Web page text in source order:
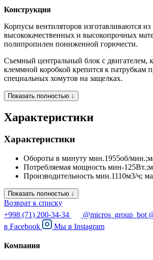
Конструкция
Корпусы вентиляторов изготавливаются из
высококачественных и высокопрочных
полипропилен пониженной горючести.
Съемный центральный блок с двигателем,
клеммной коробкой крепится к патрубкам
специальных хомутов на защелках.
Показать полностью ↓
Характеристики
Характеристики
Обороты в минуту мин.1955об/
Потребляемая мощность мин-
Производительность мин.1110м3/ч;
Показать полностью ↓
Возврат к списку
+998 (71) 200-34-34
@micros_group_bot
в Facebook Мы в Instagram
Компания